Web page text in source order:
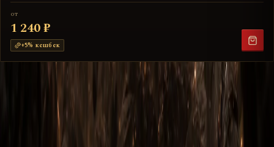
от
1 240 ₽
+5% кешбек
Комментарии
Поделитесь мнением — будьте первым